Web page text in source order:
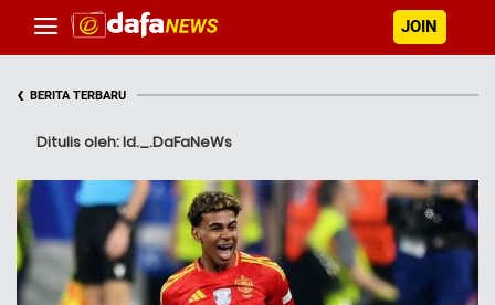
JOIN
‹ BERITA TERBARU
Ditulis oleh: Id._.DaFaNeWs